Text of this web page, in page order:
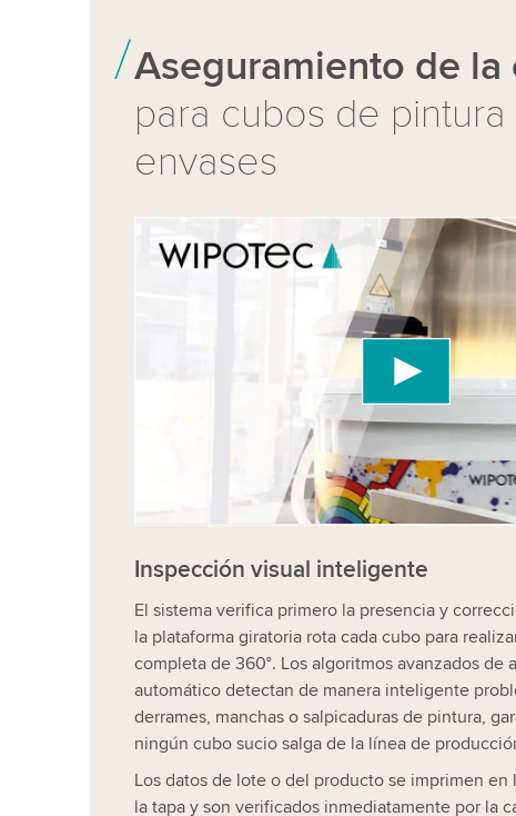
Aseguramiento de la
para cubos de
envases
We need your consent to load the
We use a third party service to embed video
collect data about your activity. Please
accept the service to watch this video.
More information
Inspección visual inteligente
El sistema verifica primero la presencia y
la plataforma giratoria rota cada cubo para
completa de 360°. Los algoritmos avanzados de
automático detectan de manera inteligente
derrames, manchas o salpicaduras de pintura,
ningún cubo sucio salga de la línea de
Los datos de lote o del producto se imprimen en
la tapa y son verificados inmediatamente por la